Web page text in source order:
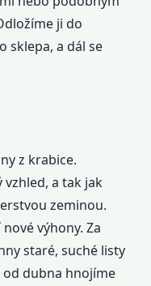
ji do
sklepa, a dál se
z krabice.
vzhled, a tak jak
zeminou.
výhony. Za
staré, suché listy
od dubna hnojíme